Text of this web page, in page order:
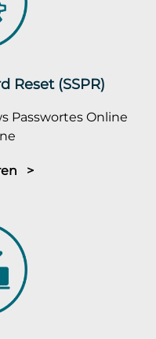
Reset (SSPR)
Passwortes Online
>